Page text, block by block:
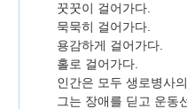
꿋꿋이 걸어가다.
묵묵히 걸어가다.
용감하게 걸어가다.
홀로 걸어가다.
인간은 모두 생로병사
그는 장애를 딛고 운동